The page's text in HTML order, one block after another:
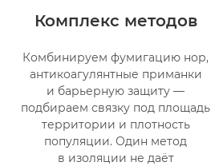
Комплекс методов
Комбинируем фумигацию нор,
антикоагулянтные приманки
и барьерную защиту —
подбираем связку под площадь
территории и плотность
популяции. Один метод
в изоляции не даёт